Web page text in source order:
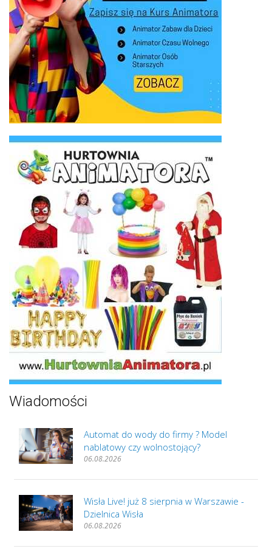
Wiadomości
Automat do wody do firmy ? Model
nablatowy czy wolnostojący?
06.08.2026
Wisła Live! już 8 sierpnia w Warszawie -
Dzielnica Wisła
06.08.2026